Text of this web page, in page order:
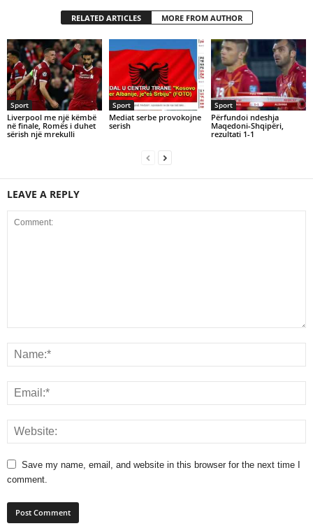
RELATED ARTICLES MORE FROM AUTHOR
Sport
Liverpool me një këmbë
në finale, Romës i duhet
sërish një mrekulli
Sport
Mediat serbe provokojne
serish
Sport
Përfundoi ndeshja
Maqedoni-Shqipëri,
rezultati 1-1
LEAVE A REPLY
Save my name, email, and website in this browser for the next time I
comment.